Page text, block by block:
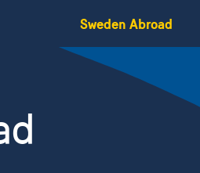
Sweden Abroad